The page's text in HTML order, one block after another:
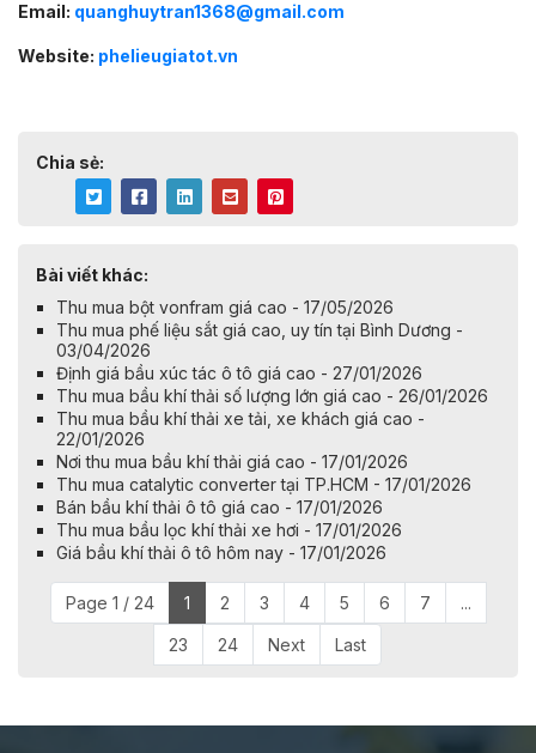
Email: quanghuytran1368@gmail.com
Website: phelieugiatot.vn
Chia sẻ:
Bài viết khác:
Thu mua bột vonfram giá cao - 17/05/2026
Thu mua phế liệu sắt giá cao, uy tín tại Bình Dương -
03/04/2026
Định giá bầu xúc tác ô tô giá cao - 27/01/2026
Thu mua bầu khí thải số lượng lớn giá cao - 26/01/2026
Thu mua bầu khí thải xe tải, xe khách giá cao -
22/01/2026
Nơi thu mua bầu khí thải giá cao - 17/01/2026
Thu mua catalytic converter tại TP.HCM - 17/01/2026
Bán bầu khí thải ô tô giá cao - 17/01/2026
Thu mua bầu lọc khí thải xe hơi - 17/01/2026
Giá bầu khí thải ô tô hôm nay - 17/01/2026
Page 1 / 24 1 2 3 4 5 6 7 ...
23 24 Next Last